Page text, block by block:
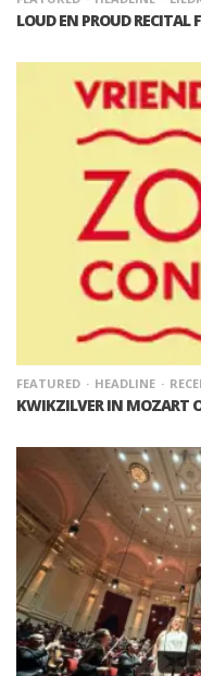
LOUD EN PROUD RECITAL
FEATURED HEADLINE
KWIKZILVER IN MOZART